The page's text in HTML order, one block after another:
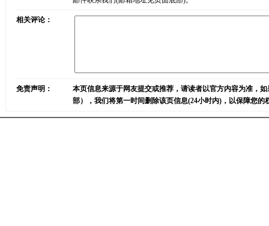
相关评论：
免责声明：
本页信息来源于网友提交或推荐，请读者以官方内容为准，
部），我们将第一时间删除该页信息(24小时内)，以保障您的